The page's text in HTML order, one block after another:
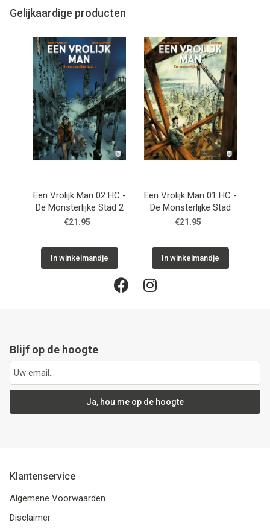
Gelijkaardige producten
Een Vrolijk Man 02 HC -
De Monsterlijke Stad 2
€21.95
In winkelmandje
Een Vrolijk Man 01 HC -
De Monsterlijke Stad
€21.95
In winkelmandje
Blijf op de hoogte
Ja, hou me op de hoogte
Klantenservice
Algemene Voorwaarden
Disclaimer